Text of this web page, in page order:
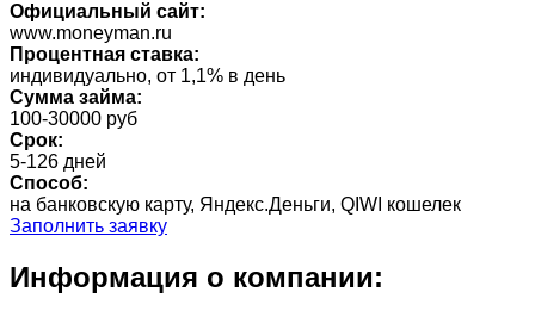
Официальный сайт:
www.moneyman.ru
Процентная ставка:
индивидуально, от 1,1% в день
Сумма займа:
100-30000 руб
Срок:
5-126 дней
Способ:
на банковскую карту, Яндекс.Деньги, QIWI кошелек
Заполнить заявку
Информация о компании: